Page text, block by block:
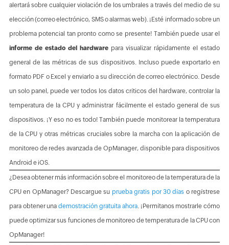
alertará sobre cualquier violación de los umbrales a través del medio de su
elección (correo electrónico, SMS o alarmas web). ¡Esté informado sobre un
problema potencial tan pronto como se presente! También puede usar el
informe de estado del hardwarepara visualizar rápidamente el estado
general de las métricas de sus dispositivos. Incluso puede exportarlo en
formato PDF o Excel y enviarlo a su dirección de correo electrónico. Desde
un solo panel, puede ver todos los datos críticos del hardware, controlar la
temperatura de la CPU y administrar fácilmente el estado general de sus
dispositivos. ¡Y eso no es todo! También puede monitorear la temperatura
de la CPU y otras métricas cruciales sobre la marcha con la aplicación de
monitoreo de redes avanzada de OpManager, disponible para dispositivos
Android e iOS.
¿Desea obtener más información sobre el monitoreo de la temperatura de la
CPU en OpManager? Descargue su prueba gratis por 30 días o regístrese
para obtener unademostración gratuita ahora. ¡Permítanos mostrarle cómo
puede optimizar sus funciones de monitoreo de temperatura de la CPU con
OpManager!